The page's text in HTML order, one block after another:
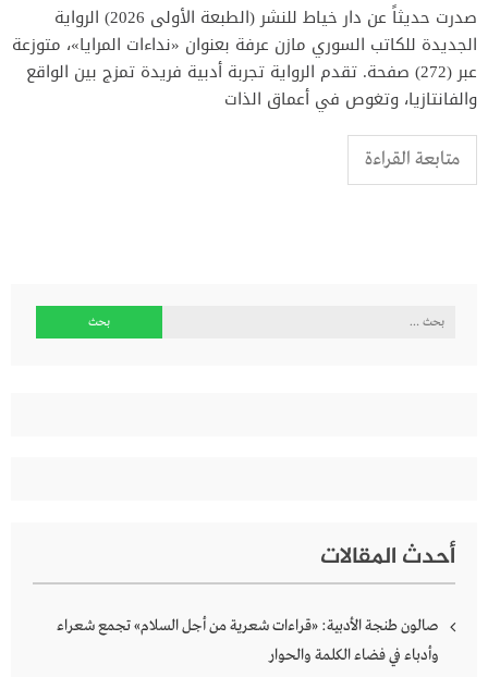
صدرت حديثاً عن دار خياط للنشر (الطبعة الأولى 2026) الرواية
الجديدة للكاتب السوري مازن عرفة بعنوان «نداءات المرايا»، متوزعة
عبر (272) صفحة. تقدم الرواية تجربة أدبية فريدة تمزج بين الواقع
والفانتازيا، وتغوص في أعماق الذات
متابعة القراءة
البحث
أحدث المقالات
صالون طنجة الأدبية: «قراءات شعرية من أجل السلام» تجمع شعراء
وأدباء في فضاء الكلمة والحوار